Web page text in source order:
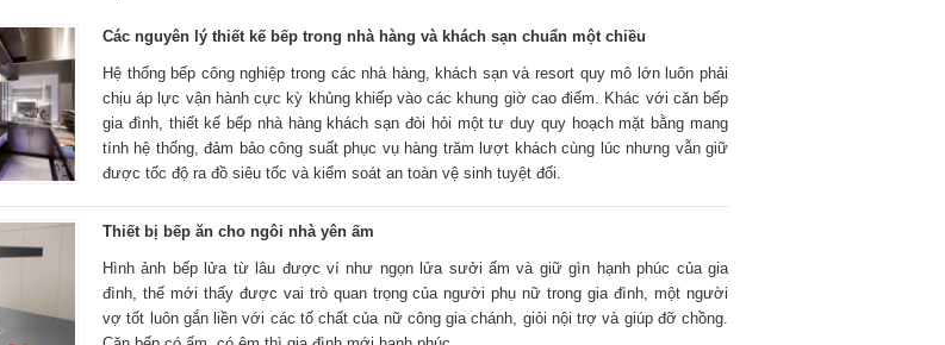
Các nguyên lý thiết kế bếp trong nhà hàng và khách sạn chuẩn một chiều
Hệ thống bếp công nghiệp trong các nhà hàng, khách sạn và resort quy mô lớn luôn phải
chịu áp lực vận hành cực kỳ khủng khiếp vào các khung giờ cao điểm. Khác với căn bếp
gia đình, thiết kế bếp nhà hàng khách sạn đòi hỏi một tư duy quy hoạch mặt bằng mang
tính hệ thống, đảm bảo công suất phục vụ hàng trăm lượt khách cùng lúc nhưng vẫn giữ
được tốc độ ra đồ siêu tốc và kiểm soát an toàn vệ sinh tuyệt đối.
Thiết bị bếp ăn cho ngôi nhà yên ấm
Hình ảnh bếp lửa từ lâu được ví như ngọn lửa sưởi ấm và giữ gìn hạnh phúc của gia
đình, thế mới thấy được vai trò quan trọng của người phụ nữ trong gia đình, một người
vợ tốt luôn gắn liền với các tố chất của nữ công gia chánh, giỏi nội trợ và giúp đỡ chồng.